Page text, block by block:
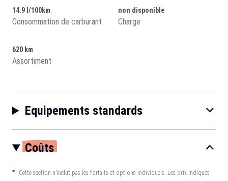
14.9 l/100km
Consommation de carburant
non disponible
Charge
620 km
Assortiment
Equipements standards
Coûts
*
Cette section n’inclut pas les forfaits et options individuels. Les prix indiqués